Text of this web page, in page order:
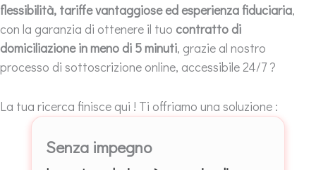
flessibilità, tariffe vantaggiose ed esperienza fiduciaria,
con la garanzia di ottenere il tuo contratto di
domiciliazione in meno di 5 minuti, grazie al nostro
processo di sottoscrizione online, accessibile 24/7 ?
La tua ricerca finisce qui ! Ti offriamo una soluzione :
Senza impegno